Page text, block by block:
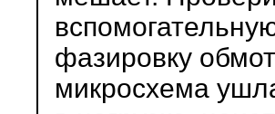
фазировку
микросхема